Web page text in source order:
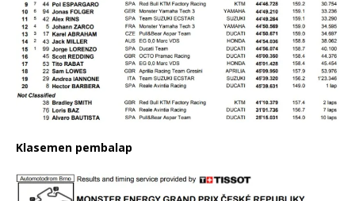
Klasemen pembalap